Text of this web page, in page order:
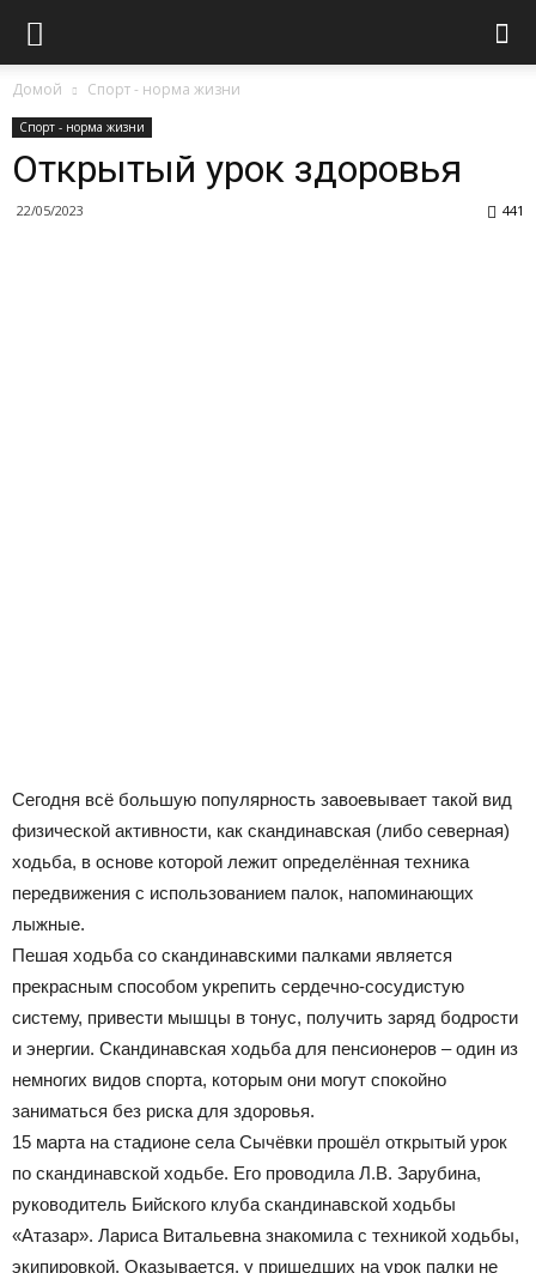
Домой Спорт - норма жизни
Спорт - норма жизни
Открытый урок здоровья
22/05/2023 441
Сегодня всё большую популярность завоевывает такой вид
физической активности, как скандинавская (либо северная)
ходьба, в основе которой лежит определённая техника
передвижения с использованием палок, напоминающих
лыжные.
Пешая ходьба со скандинавскими палками является
прекрасным способом укрепить сердечно-сосудистую
систему, привести мышцы в тонус, получить заряд бодрости
и энергии. Скандинавская ходьба для пенсионеров – один из
немногих видов спорта, которым они могут спокойно
заниматься без риска для здоровья.
15 марта на стадионе села Сычёвки прошёл открытый урок
по скандинавской ходьбе. Его проводила Л.В. Зарубина,
руководитель Бийского клуба скандинавской ходьбы
«Атазар». Лариса Витальевна знакомила с техникой ходьбы,
экипировкой. Оказывается, у пришедших на урок палки не